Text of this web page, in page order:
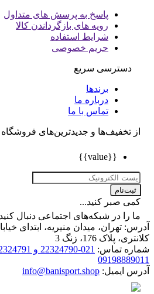
پاسخ به پرسش های متداول
رویه های بازگرداندن کالا
شرایط استفاده
حریم خصوصی
دسترسی سریع
برندها
درباره ما
تماس با ما
تخفیف‌ها و جدیدترین‌های فروشگاه ما
صبر کنید...
را در شبکه‌های اجتماعی دنبال کنید:
تهران، میدان منیریه، ابتدای خیابان
پلاک 176، زنگ 3
تماس:
ایمیل: info@banisport.shop